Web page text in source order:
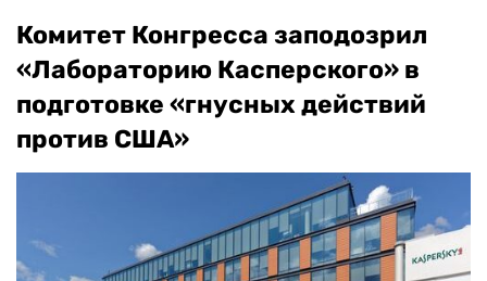
Комитет Конгресса заподозрил
«Лабораторию Касперского» в
подготовке «гнусных действий
против США»